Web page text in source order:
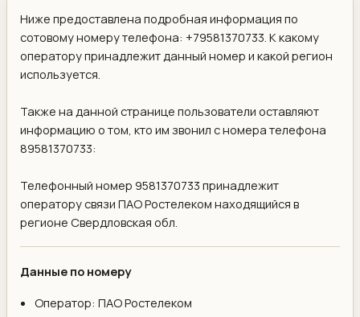
Ниже предоставлена подробная информация по
сотовому номеру телефона: +79581370733. К какому
оператору принадлежит данный номер и какой регион
используется.
Также на данной странице пользователи оставляют
информацию о том, кто им звонил с номера телефона
89581370733:
Телефонный номер 9581370733 принадлежит
оператору связи ПАО Ростелеком находящийся в
регионе Свердловская обл.
Данные по номеру
Оператор: ПАО Ростелеком